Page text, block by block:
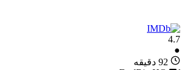
4.7
●
92 دقیقه